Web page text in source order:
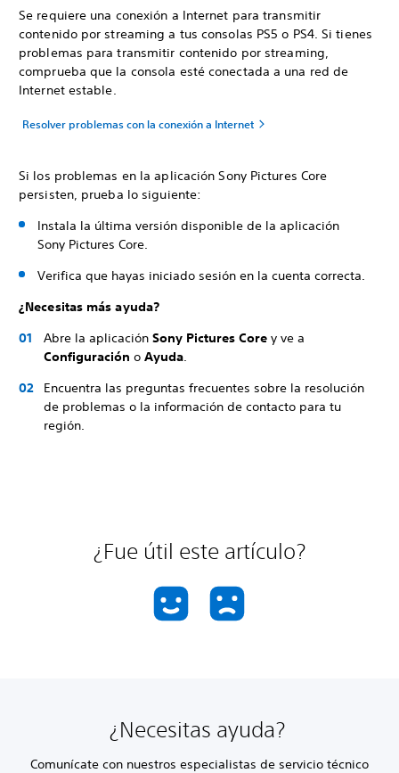
Se requiere una conexión a Internet para transmitir
contenido por streaming a tus consolas PS5 o PS4. Si tienes
problemas para transmitir contenido por streaming,
comprueba que la consola esté conectada a una red de
Internet estable.
Resolver problemas con la conexión a Internet
Si los problemas en la aplicación Sony Pictures Core
persisten, prueba lo siguiente:
Instala la última versión disponible de la aplicación
Sony Pictures Core.
Verifica que hayas iniciado sesión en la cuenta correcta.
¿Necesitas más ayuda?
Abre la aplicación Sony Pictures Core y ve a
Configuración o Ayuda.
Encuentra las preguntas frecuentes sobre la resolución
de problemas o la información de contacto para tu
región.
¿Fue útil este artículo?
¿Necesitas ayuda?
Comunícate con nuestros especialistas de servicio técnico